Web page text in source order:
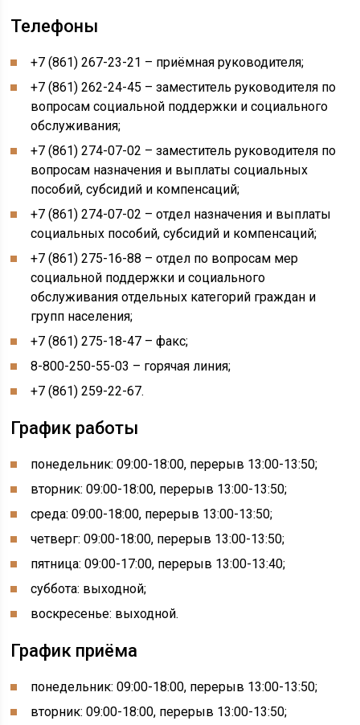
Телефоны
+7 (861) 267-23-21 – приёмная руководителя;
+7 (861) 262-24-45 – заместитель руководителя по
вопросам социальной поддержки и социального
обслуживания;
+7 (861) 274-07-02 – заместитель руководителя по
вопросам назначения и выплаты социальных
пособий, субсидий и компенсаций;
+7 (861) 274-07-02 – отдел назначения и выплаты
социальных пособий, субсидий и компенсаций;
+7 (861) 275-16-88 – отдел по вопросам мер
социальной поддержки и социального
обслуживания отдельных категорий граждан и
групп населения;
+7 (861) 275-18-47 – факс;
8-800-250-55-03 – горячая линия;
+7 (861) 259-22-67.
График работы
понедельник: 09:00-18:00, перерыв 13:00-13:50;
вторник: 09:00-18:00, перерыв 13:00-13:50;
среда: 09:00-18:00, перерыв 13:00-13:50;
четверг: 09:00-18:00, перерыв 13:00-13:50;
пятница: 09:00-17:00, перерыв 13:00-13:40;
суббота: выходной;
воскресенье: выходной.
График приёма
понедельник: 09:00-18:00, перерыв 13:00-13:50;
вторник: 09:00-18:00, перерыв 13:00-13:50;